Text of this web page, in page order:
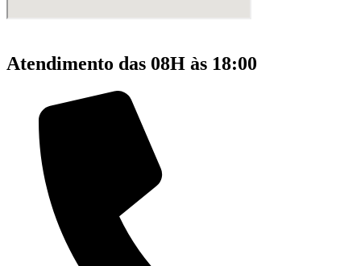
Atendimento das 08H às 18:00